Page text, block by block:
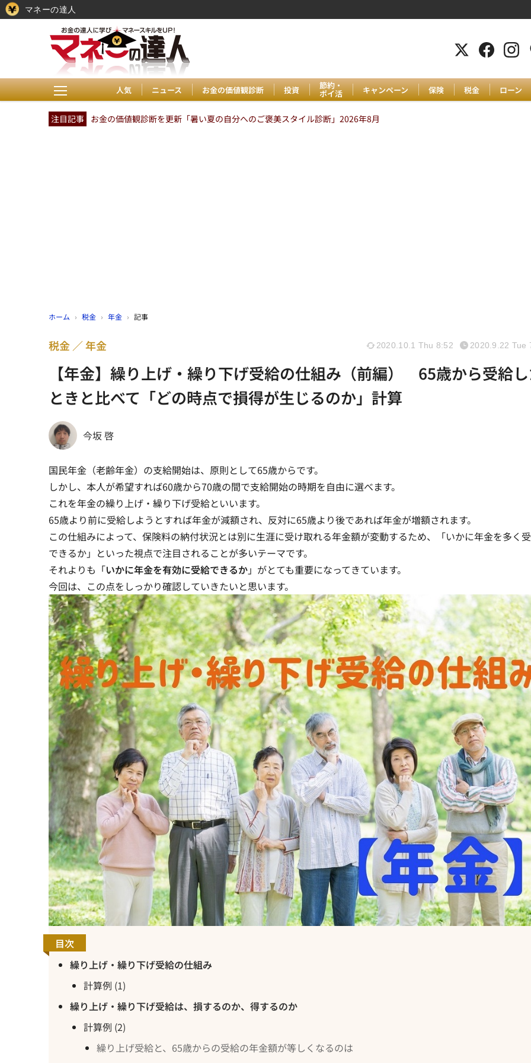
人気 ニュース お金の価値観診断 投資 節約・
ポイ活 キャンペーン 保険 税金 ローン
注目記事 お金の価値観診断を更新「暑い夏の自分へのご褒美スタイル診断」2026年8月
ホーム › 税金 › 年金 › 記事
【年金】繰り上げ・繰り下げ受給の仕組み（前編） 65歳から受給
ときと比べて「どの時点で損得が生じるのか」計算
税金 年金 2020.10.1 Thu 8:52 2020.9.22 Tue
今坂 啓
国民年金（老齢年金）の支給開始は、原則として65歳からです。
しかし、本人が希望すれば60歳から70歳の間で支給開始の時期を自由に選べます。
これを年金の繰り上げ・繰り下げ受給といいます。
65歳より前に受給しようとすれば年金が減額され、反対に65歳より後であれば年金が増額されます。
この仕組みによって、保険料の納付状況とは別に生涯に受け取れる年金額が変動するため、「いかに年金を多く
できるか」といった視点で注目されることが多いテーマです。
それよりも「いかに年金を有効に受給できるか」がとても重要になってきています。
今回は、この点をしっかり確認していきたいと思います。
目次
繰り上げ・繰り下げ受給の仕組み
計算例 (1)
繰り上げ・繰り下げ受給は、損するのか、得するのか
計算例 (2)
繰り上げ受給と、65歳からの受給の年金額が等しくなるのは
マネーの達人